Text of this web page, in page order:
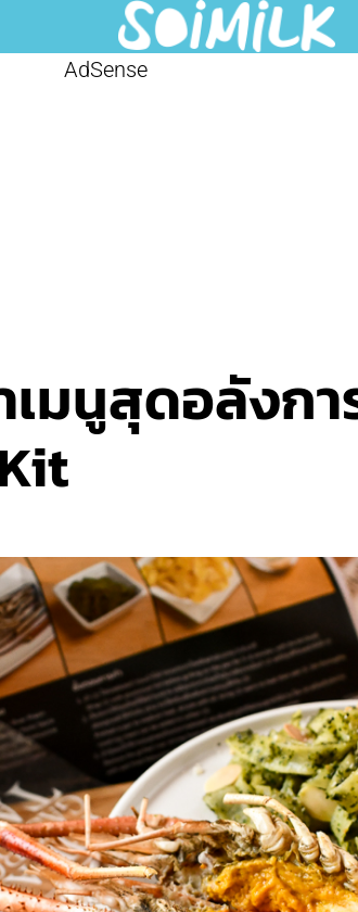
AdSense
มนูสุดอลังก